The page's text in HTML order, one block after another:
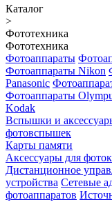
Каталог
>
Фототехника
Фототехника
Фотоаппараты
Фотоаппараты Nikon
Panasonic
Фотоаппараты
Kodak
Вспышки и
фотовспышек
Карты памяти
Аксессуары для
Дистанционное
устройства Сетевые
фотоаппаратов